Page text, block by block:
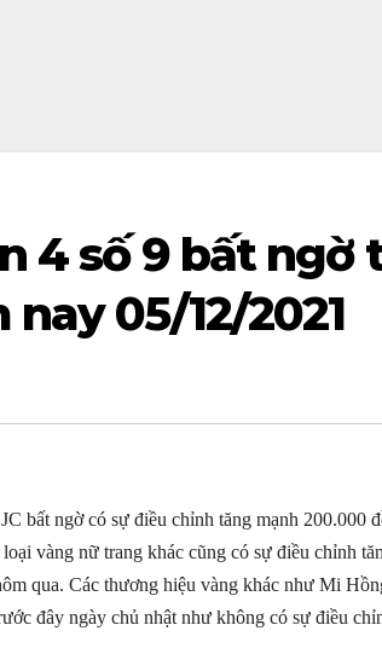
4 số 9 bất ngờ
05/12/2021
bất ngờ có sự điều chỉnh tăng mạnh
vàng nữ trang khác cũng có sự điều chỉnh
qua. Các thương hiệu vàng khác như Mi
đây ngày chủ nhật như không có sự điều